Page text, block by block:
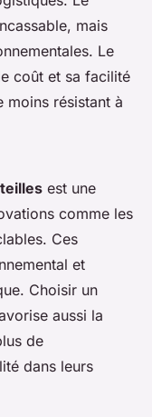
mais
Le
coût et sa facilité
résistant à
est une
comme les
Ces
et
Choisir un
aussi la
de
dans leurs